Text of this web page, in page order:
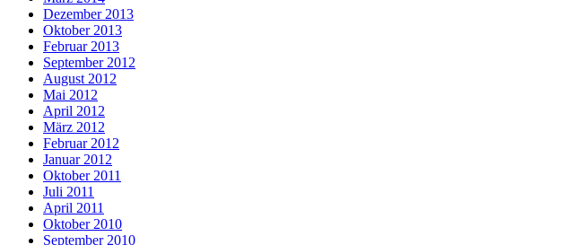
Dezember 2013
Oktober 2013
Februar 2013
September 2012
August 2012
Mai 2012
April 2012
März 2012
Februar 2012
Januar 2012
Oktober 2011
Juli 2011
April 2011
Oktober 2010
September 2010